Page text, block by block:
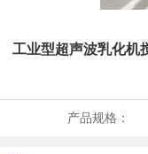
工业型超声波乳化机
产品规格：